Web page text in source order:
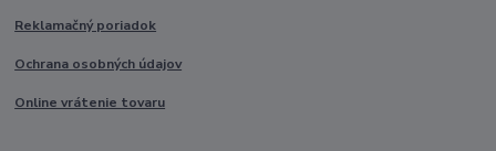
Reklamačný poriadok
Ochrana osobných údajov
Online vrátenie tovaru